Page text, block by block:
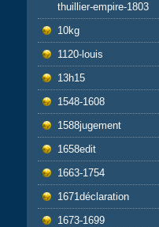
thuillier-empire-1803
10kg
1120-louis
13h15
1548-1608
1588jugement
1658edit
1663-1754
1671déclaration
1673-1699